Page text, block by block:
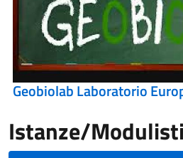
Geobiolab Laboratorio
Istanze/